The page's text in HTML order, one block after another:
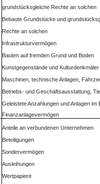
grundstücksgleiche Rechte an solchen
Bebaute Grundstücke und
Rechte an solchen
Infrastrukturvermögen
Bauten auf fremden Grund und Boden
Kunstgegenstände und Kulturdenkmäler
Maschinen, technische Anlagen,
Betriebs- und Geschäftsausstattung,
Geleistete Anzahlungen und Anlagen im
Finanzanlagevermögen
Anteile an verbundenen Unternehmen
Beteiligungen
Sondervermögen
Ausleihungen
Wertpapiere